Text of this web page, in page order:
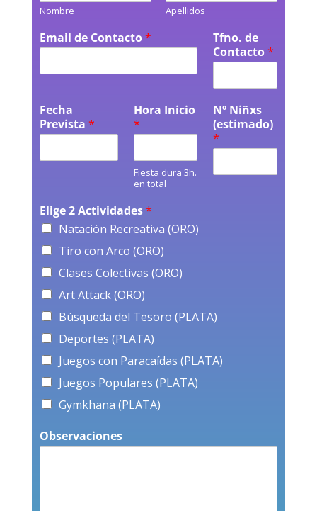
Nombre Apellidos
Email de Contacto*
Tfno. de
Contacto*
Fecha
Prevista *
Hora Inicio
*
Fiesta dura 3h.
en total
Nº Niñxs
(estimado)
*
Elige 2 Actividades*
Natación Recreativa (ORO)
Tiro con Arco (ORO)
Clases Colectivas (ORO)
Art Attack (ORO)
Búsqueda del Tesoro (PLATA)
Deportes (PLATA)
Juegos con Paracaídas (PLATA)
Juegos Populares (PLATA)
Gymkhana (PLATA)
Observaciones